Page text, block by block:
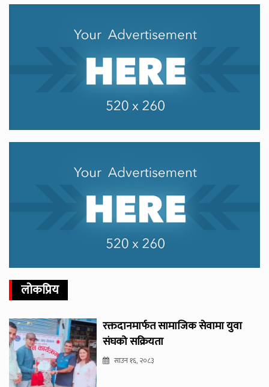
लोकप्रिय
रक्तदानमार्फत सामाजिक सेवामा युवा
संघको सक्रियता
साउन १६, २०८३